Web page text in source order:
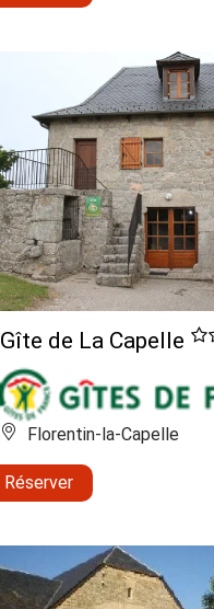
Gîte de La Capelle
Florentin-la-Capelle
Réserver